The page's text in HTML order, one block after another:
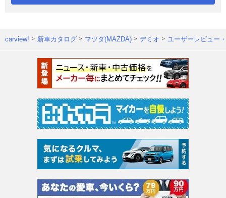
carview! 新車カタログ マツダ(MAZDA) デミオ ユーザーレビュー